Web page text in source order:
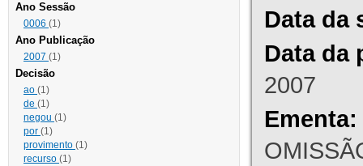
Ano Sessão
0006 (1)
Ano Publicação
2007 (1)
Decisão
ao (1)
de (1)
negou (1)
por (1)
provimento (1)
recurso (1)
Data da
Data da
2007
Ementa: